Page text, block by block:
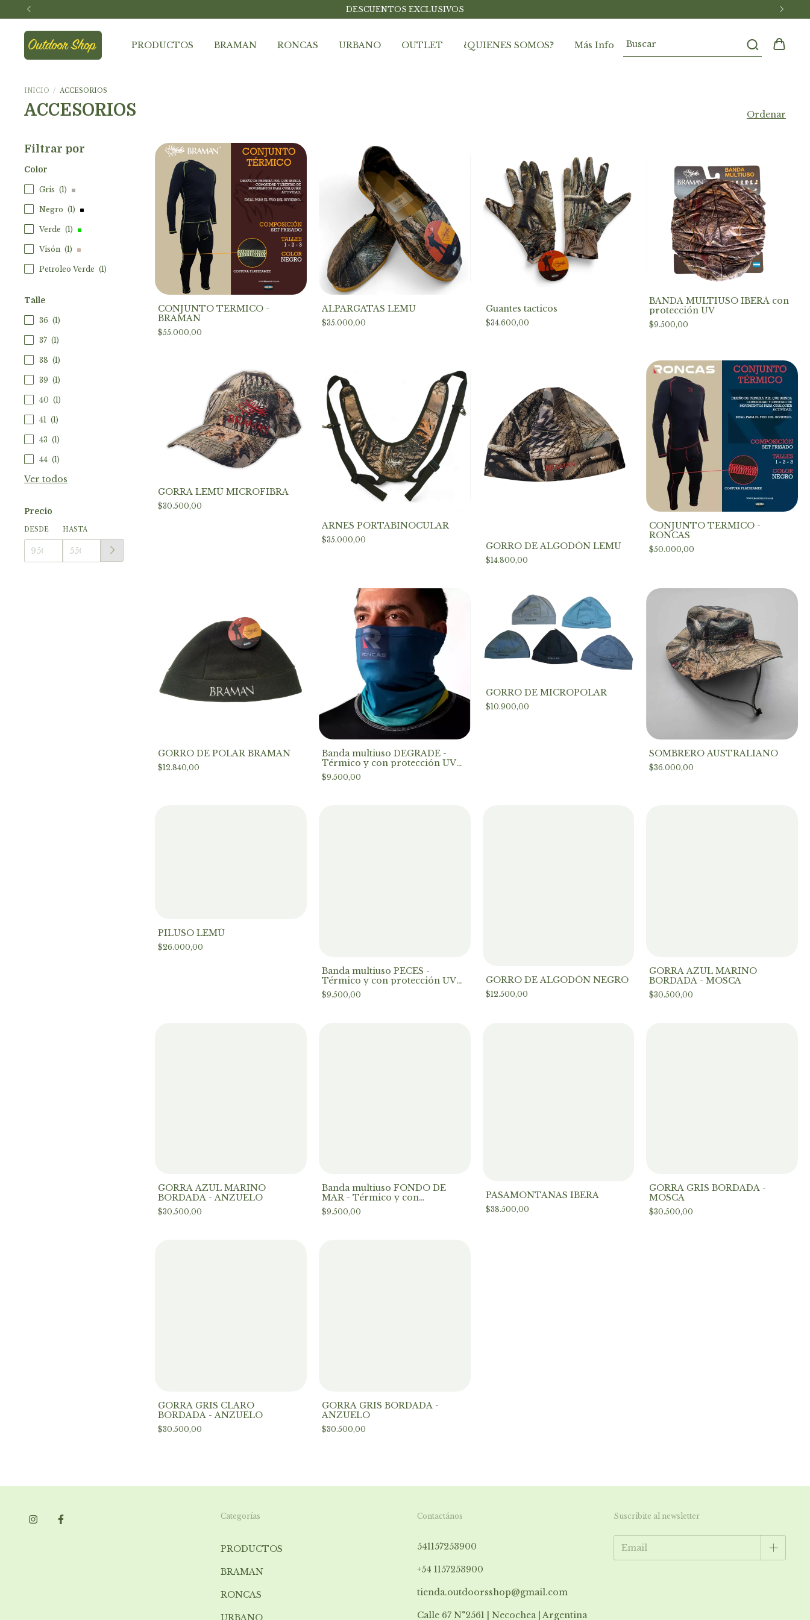
DESCUENTOS EXCLUSIVOS
PRODUCTOS BRAMAN RONCAS URBANO OUTLET ¿QUIENES SOMOS? Más Info
INICIO / ACCESORIOS
ACCESORIOS Ordenar
Filtrar por
Color
Gris (1)
Negro (1)
Verde (1)
Visón (1)
Petroleo Verde (1)
Talle
36 (1)
37 (1)
38 (1)
39 (1)
40 (1)
41 (1)
43 (1)
44 (1)
Ver todos
Precio
DESDE HASTA
CONJUNTO TERMICO -
BRAMAN
$55.000,00
ALPARGATAS LEMÚ
$35.000,00
Guantes tacticos
$34.600,00
BANDA MULTIUSO IBERÁ con
protección UV
$9.500,00
GORRA LEMÚ MICROFIBRA
$30.500,00
ARNES PORTABINOCULAR
$35.000,00
GORRO DE ALGODÓN LEMU
$14.800,00
CONJUNTO TERMICO -
RONCAS
$50.000,00
GORRO DE POLAR BRAMAN
$12.840,00
Banda multiuso DEGRADE -
Térmico y con protección UV
+50
$9.500,00
GORRO DE MICROPOLAR
$10.900,00
SOMBRERO AUSTRALIANO
$36.000,00
PILUSO LEMÚ
$26.000,00
Banda multiuso PECES -
Térmico y con protección UV
+50
$9.500,00
GORRO DE ALGODÓN NEGRO
$12.500,00
GORRA AZUL MARINO
BORDADA - MOSCA
$30.500,00
GORRA AZUL MARINO
BORDADA - ANZUELO
$30.500,00
Banda multiuso FONDO DE
MAR - Térmico y con
protección UV +50
$9.500,00
PASAMONTAÑAS IBERA
$38.500,00
GORRA GRIS BORDADA -
MOSCA
$30.500,00
GORRA GRIS CLARO
BORDADA - ANZUELO
$30.500,00
GORRA GRIS BORDADA -
ANZUELO
$30.500,00
Categorías
PRODUCTOS
BRAMAN
RONCAS
URBANO
Contactános
541157253900
+54 1157253900
tienda.outdoorsshop@gmail.com
Calle 67 N°2561 | Necochea | Argentina
Suscribite al newsletter